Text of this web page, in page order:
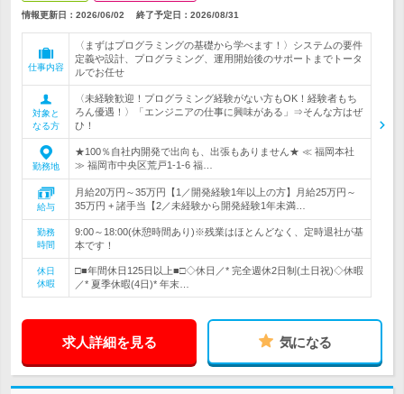
情報更新日：2026/06/02 終了予定日： 2026/08/31
仕事内容
〈まずはプログラミングの基礎から学べます！〉システムの要件
定義や設計、プログラミング、運用開始後のサポートまでトータ
ルでお任せ
対象と
なる方
〈未経験歓迎！プログラミング経験がない方もOK！経験者もち
ろん優遇！〉「エンジニアの仕事に興味がある」⇒そんな方はぜ
ひ！
勤務地
★100％自社内開発で出向も、出張もありません★ ≪ 福岡本社
≫ 福岡市中央区荒戸1-1-6 福…
給与
月給20万円～35万円【1／開発経験1年以上の方】月給25万円～
35万円 + 諸手当【2／未経験から開発経験1年未満…
勤務
時間
9:00～18:00(休憩時間あり)※残業はほとんどなく、定時退社が基
本です！
休日
休暇
□■年間休日125日以上■□◇休日／* 完全週休2日制(土日祝)◇休暇
／* 夏季休暇(4日)* 年末…
求人詳細を見る 気になる